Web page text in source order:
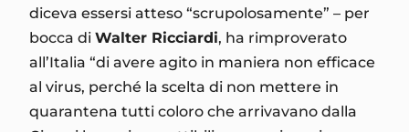
diceva essersi atteso “scrupolosamente” – per
bocca di Walter Ricciardi, ha rimproverato
all’Italia “di avere agito in maniera non efficace
al virus, perché la scelta di non mettere in
quarantena tutti coloro che arrivavano dalla